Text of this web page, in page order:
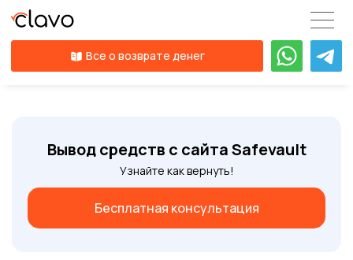
Все о возврате денег
Вывод средств с сайта Safevault
Узнайте как вернуть!
Бесплатная консультация